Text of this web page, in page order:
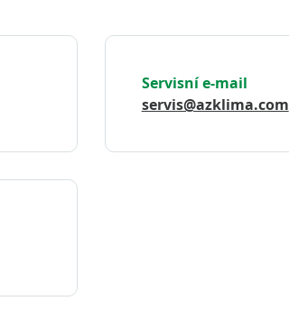
Servisní e-mail
servis@azklima.com